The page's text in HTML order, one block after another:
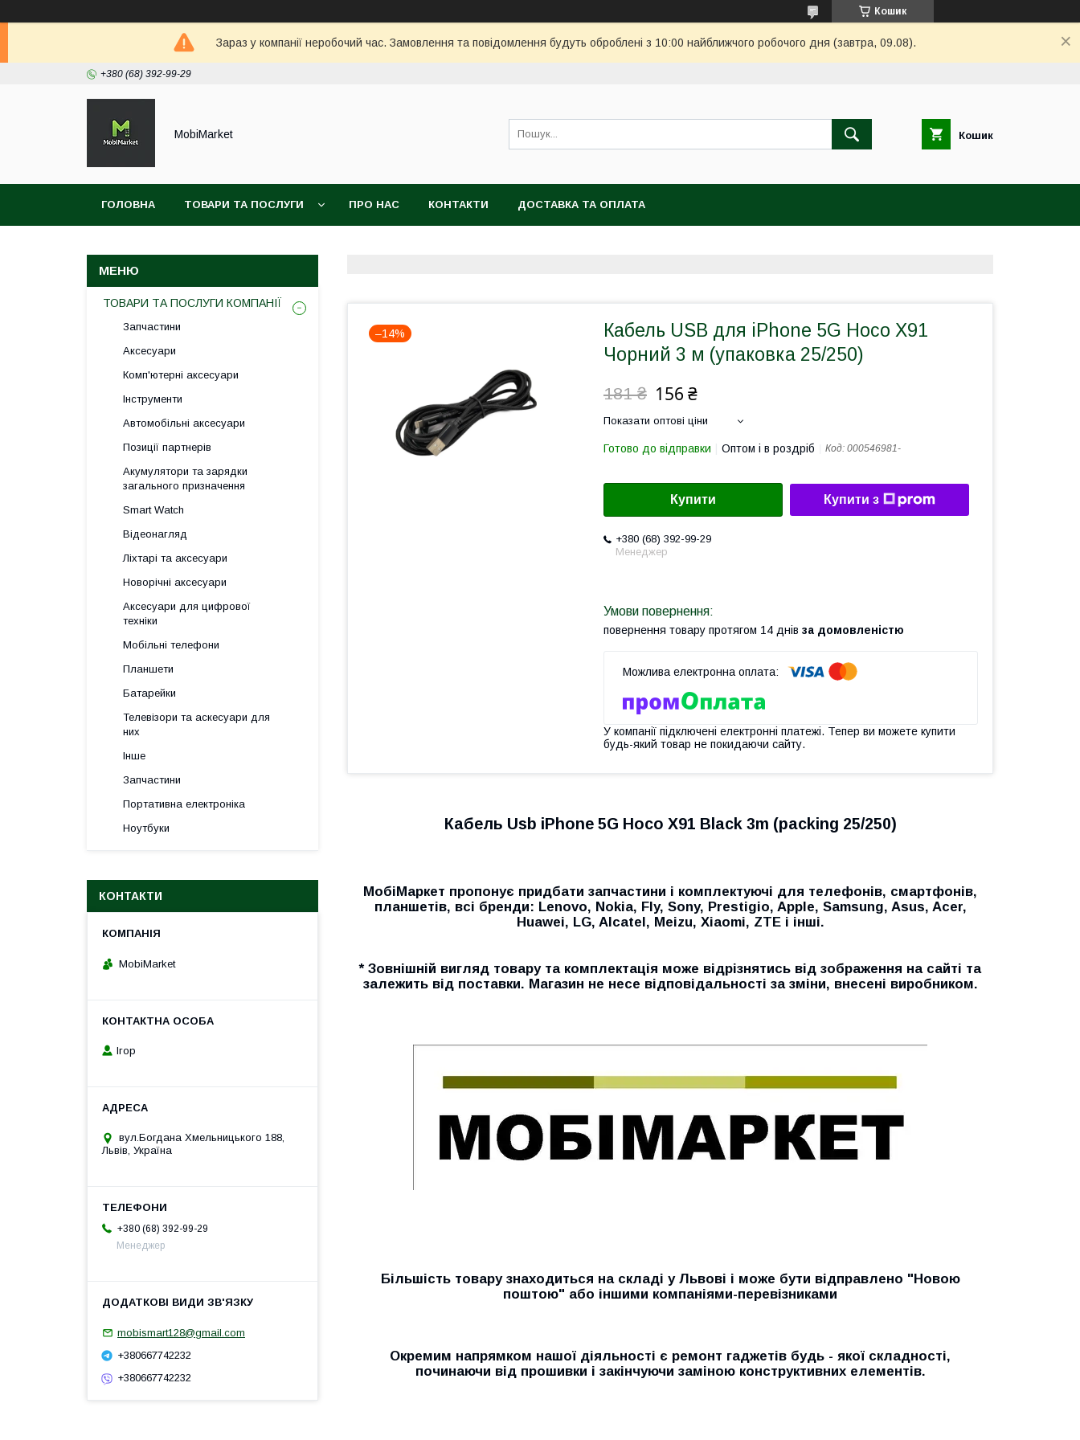
Кошик
Зараз у компанії неробочий час. Замовлення та повідомлення будуть оброблені з 10:00 найближчого робочого дня (завтра, 09.08).
+380 (68) 392-99-29
MobiMarket Кошик
ГОЛОВНА ТОВАРИ ТА ПОСЛУГИ ПРО НАС КОНТАКТИ ДОСТАВКА ТА ОПЛАТА
–14%
Кабель USB для iPhone 5G Hoco X91
Чорний 3 м (упаковка 25/250)
181 ₴ 156 ₴
Показати оптові ціни
Готово до відправки Оптом і в роздріб Код: 000546981-
Купити Купити з
+380 (68) 392-99-29
Менеджер
повернення товару протягом 14 днів за домовленістю
У компанії підключені електронні платежі. Тепер ви можете купити
будь-який товар не покидаючи сайту.
Кабель Usb iPhone 5G Hoco X91 Black 3m (packing 25/250)
МобіМаркет пропонує придбати запчастини і комплектуючі для телефонів, смартфонів,
планшетів, всі бренди: Lenovo, Nokia, Fly, Sony, Prestigio, Apple, Samsung, Asus, Acer,
Huawei, LG, Alcatel, Meizu, Xiaomi, ZTE і інші.
* Зовнішній вигляд товару та комплектація може відрізнятись від зображення на сайті та
залежить від поставки. Магазин не несе відповідальності за зміни, внесені виробником.
Більшість товару знаходиться на складі у Львові і може бути відправлено "Новою
поштою" або іншими компаніями-перевізниками
Окремим напрямком нашої діяльності є ремонт гаджетів будь - якої складності,
починаючи від прошивки і закінчуючи заміною конструктивних елементів.
ТОВАРИ ТА ПОСЛУГИ КОМПАНІЇ
Запчастини
Аксесуари
Комп'ютерні аксесуари
Інструменти
Автомобільні аксесуари
Позиції партнерів
Акумулятори та зарядки
загального призначення
Smart Watch
Відеонагляд
Ліхтарі та аксесуари
Новорічні аксесуари
Аксесуари для цифрової
техніки
Мобільні телефони
Планшети
Батарейки
Телевізори та аскесуари для
них
Інше
Запчастини
Портативна електроніка
Ноутбуки
КОНТАКТИ
MobiMarket
Ігор
вул.Богдана Хмельницького 188,
Львів, Україна
+380 (68) 392-99-29
Менеджер
mobismart128@gmail.com
+380667742232
+380667742232